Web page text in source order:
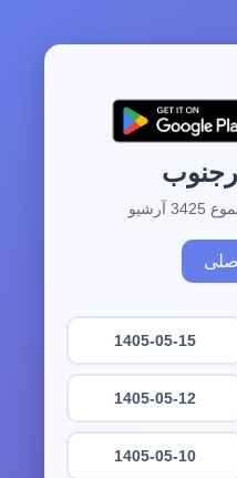
1405-05-15
1405-05-12
1405-05-10